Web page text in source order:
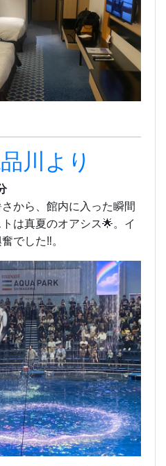
川より
から、館内に入った瞬間
は真夏のオアシス🌟。イ
でした‼️。